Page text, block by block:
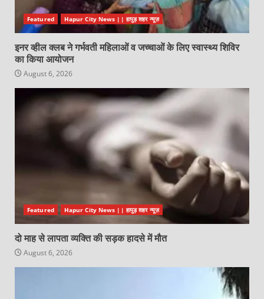
Featured Hapur City News || हापुड़ शहर न्यूज़
इनर व्हील क्लब ने गर्भवती महिलाओं व जच्चाओं के लिए स्वास्थ्य शिविर
का किया आयोजन
August 6, 2026
Featured Hapur City News || हापुड़ शहर न्यूज़
दो माह से लापता व्यक्ति की सड़क हादसे में मौत
August 6, 2026